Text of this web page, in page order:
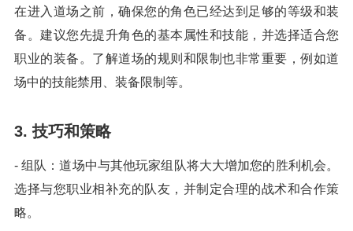
在进入道场之前，确保您的角色已经达到足够的等级和装
备。建议您先提升角色的基本属性和技能，并选择适合您
职业的装备。了解道场的规则和限制也非常重要，例如道
场中的技能禁用、装备限制等。
3. 技巧和策略
- 组队：道场中与其他玩家组队将大大增加您的胜利机会。
选择与您职业相补充的队友，并制定合理的战术和合作策
略。